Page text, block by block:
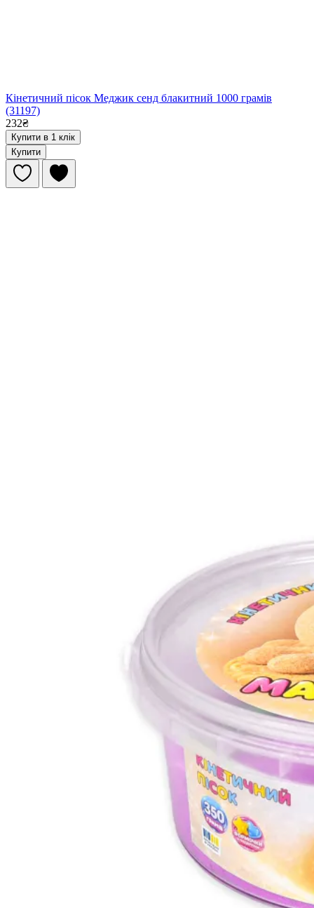
Кінетичний пісок Меджик сенд блакитний 1000 грамів
(31197)
232₴
Купити в 1 клік
Купити